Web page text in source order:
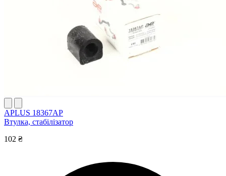
APLUS 18367AP
Втулка, стабілізатор
102 ₴